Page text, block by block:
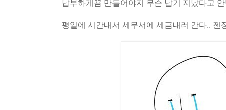
납부하게끔 만들어야지 무슨 납기 지났다고
평일에 시간내서 세무서에 세금내러 간다.. 젠